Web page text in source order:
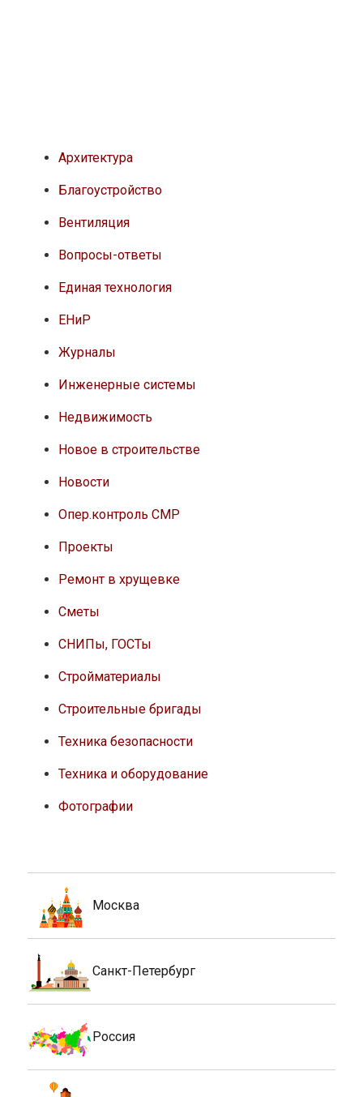
Архитектура
Благоустройство
Вентиляция
Вопросы-ответы
Единая технология
ЕНиР
Журналы
Инженерные системы
Недвижимость
Новое в строительстве
Новости
Опер.контроль СМР
Проекты
Ремонт в хрущевке
Сметы
СНИПы, ГОСТы
Стройматериалы
Строительные бригады
Техника безопасности
Техника и оборудование
Фотографии
Москва
Санкт-Петербург
Россия